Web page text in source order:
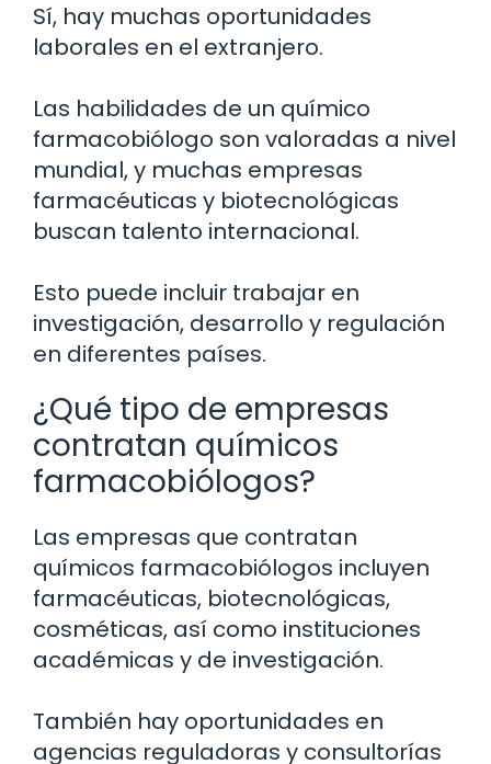
Sí, hay muchas oportunidades
laborales en el extranjero.
Las habilidades de un químico
farmacobiólogo son valoradas a nivel
mundial, y muchas empresas
farmacéuticas y biotecnológicas
buscan talento internacional.
Esto puede incluir trabajar en
investigación, desarrollo y regulación
en diferentes países.
¿Qué tipo de empresas
contratan químicos
farmacobiólogos?
Las empresas que contratan
químicos farmacobiólogos incluyen
farmacéuticas, biotecnológicas,
cosméticas, así como instituciones
académicas y de investigación.
También hay oportunidades en
agencias reguladoras y consultorías